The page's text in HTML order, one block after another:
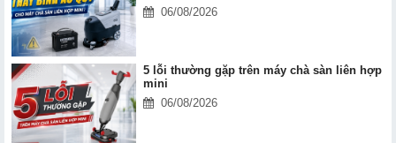
06/08/2026
5 lỗi thường gặp trên máy chà sàn liên hợp
mini
06/08/2026